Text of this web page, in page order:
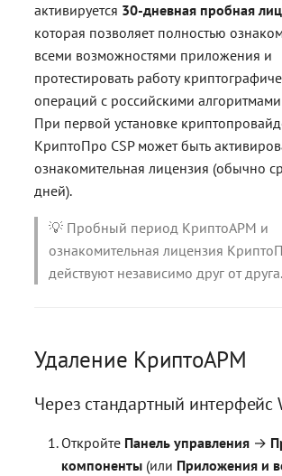
активируется 30-дневная пробная
которая позволяет полностью
всеми возможностями приложения и
протестировать работу
операций с российскими
При первой установке
КриптоПро CSP может быть
ознакомительная лицензия (обычно
дней).
💡 Пробный период КриптоАРМ и
ознакомительная лицензия
действуют независимо друг от друга.
Удаление КриптоАРМ
Через стандартный интерфейс
Откройте Панель управления →
компоненты (или Приложения и